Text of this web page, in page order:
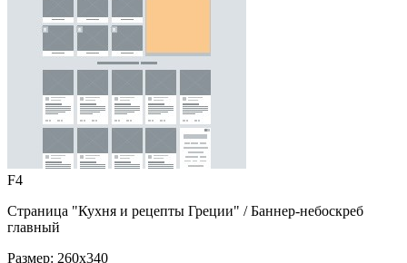
F4
Страница "Кухня и рецепты Греции" / Баннер-небоскреб
главный
Размер: 260x340